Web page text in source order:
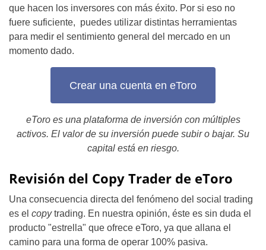
que hacen los inversores con más éxito. Por si eso no
fuere suficiente, puedes utilizar distintas herramientas
para medir el sentimiento general del mercado en un
momento dado.
Crear una cuenta en eToro
eToro es una plataforma de inversión con múltiples
activos. El valor de su inversión puede subir o bajar. Su
capital está en riesgo.
Revisión del Copy Trader de eToro
Una consecuencia directa del fenómeno del social trading
es el copytrading. En nuestra opinión, éste es sin duda el
producto "estrella" que ofrece eToro, ya que allana el
camino para una forma de operar 100% pasiva.